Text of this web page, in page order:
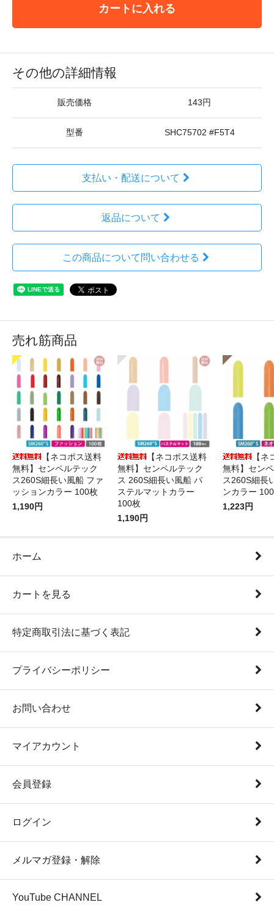
カートに入れる
その他の詳細情報
販売価格 143円
型番 SHC75702 #F5T4
支払い・配送について
返品について
この商品について問い合わせる
売れ筋商品
【ネコポス送料
無料】センペルテック
ス260S細長い風船 ファ
ッションカラー 100枚
1,190円
【ネコポス送料
無料】センペルテック
ス 260S細長い風船 パ
ステルマットカラー
100枚
1,190円
【
無料】セン
ス260S細長
ンカラー
1,223円
ホーム
カートを見る
特定商取引法に基づく表記
プライバシーポリシー
お問い合わせ
マイアカウント
会員登録
ログイン
メルマガ登録・解除
YouTube CHANNEL